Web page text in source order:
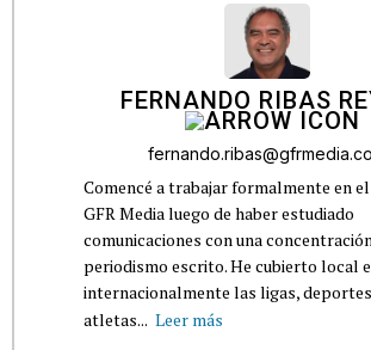
FERNANDO RIBAS
Comencé a trabajar formalmente en el
GFR Media luego de haber estudiado
comunicaciones con una
periodismo escrito. He cubierto local e
internacionalmente las ligas,
atletas... Leer más